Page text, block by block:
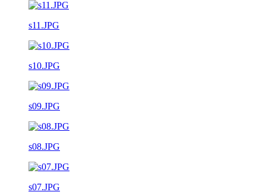
s11.JPG
s10.JPG
s09.JPG
s08.JPG
s07.JPG